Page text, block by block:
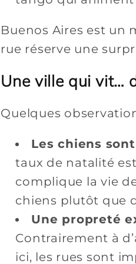
Buenos Aires est un
rue réserve une
Une ville qui vit…
Quelques
Les chiens
taux de natalité
complique la vie
chiens plutôt que
Une propreté
Contrairement à
ici, les rues sont